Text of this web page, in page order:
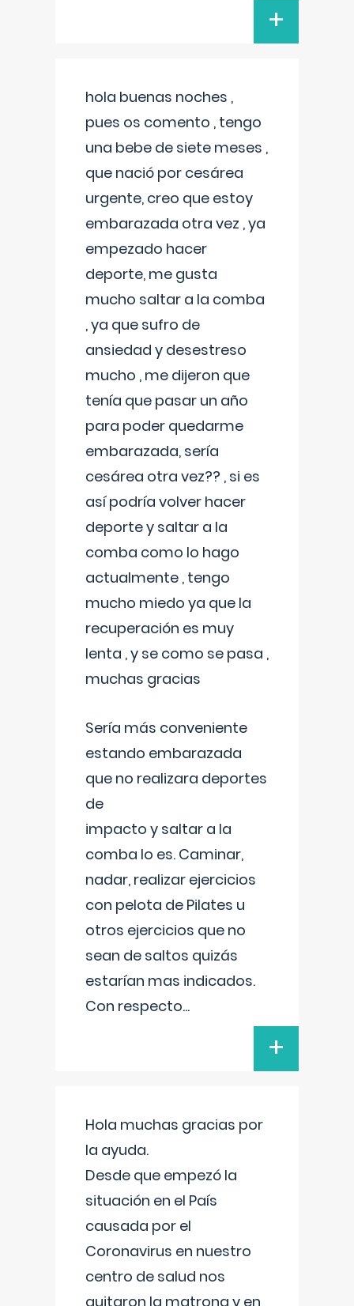
+
hola buenas noches ,
pues os comento , tengo
una bebe de siete meses ,
que nació por cesárea
urgente, creo que estoy
embarazada otra vez , ya
empezado hacer
deporte, me gusta
mucho saltar a la comba
, ya que sufro de
ansiedad y desestreso
mucho , me dijeron que
tenía que pasar un año
para poder quedarme
embarazada, sería
cesárea otra vez?? , si es
así podría volver hacer
deporte y saltar a la
comba como lo hago
actualmente , tengo
mucho miedo ya que la
recuperación es muy
lenta , y se como se pasa ,
muchas gracias
Sería más conveniente
estando embarazada
que no realizara deportes
de
impacto y saltar a la
comba lo es. Caminar,
nadar, realizar ejercicios
con pelota de Pilates u
otros ejercicios que no
sean de saltos quizás
estarían mas indicados.
Con respecto...
+
Hola muchas gracias por
la ayuda.
Desde que empezó la
situación en el País
causada por el
Coronavirus en nuestro
centro de salud nos
quitaron la matrona y en